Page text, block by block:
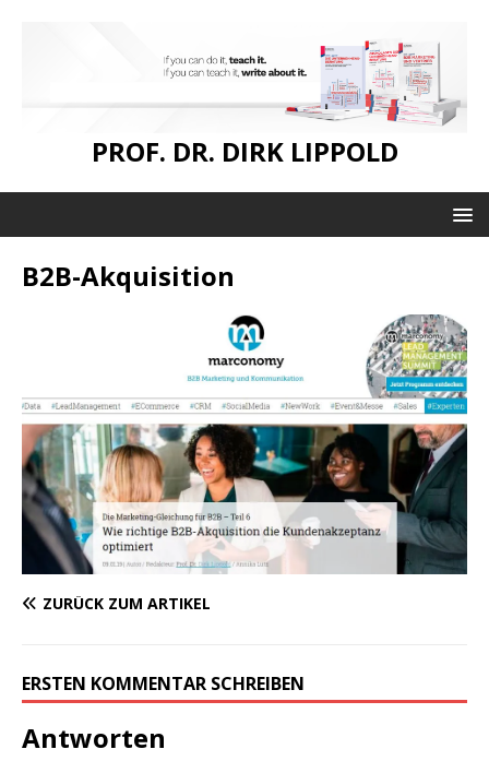
PROF. DR. DIRK LIPPOLD
B2B-Akquisition
ZURÜCK ZUM ARTIKEL
ERSTEN KOMMENTAR SCHREIBEN
Antworten